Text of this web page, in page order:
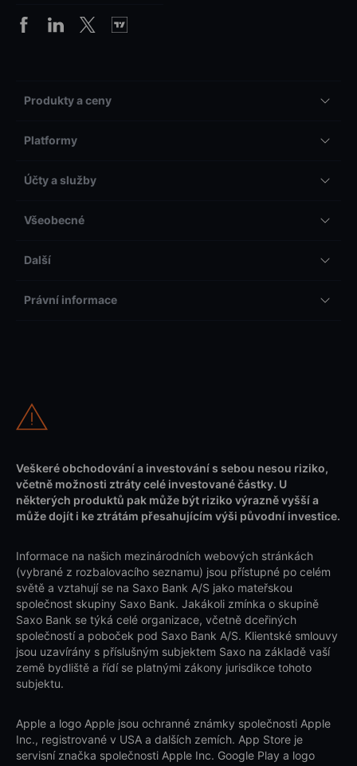
Produkty a ceny
Platformy
Účty a služby
Všeobecné
Další
Právní informace
Veškeré obchodování a investování s sebou nesou riziko,
včetně možnosti ztráty celé investované částky. U
některých produktů pak může být riziko výrazně vyšší a
může dojít i ke ztrátám přesahujícím výši původní investice.
Informace na našich mezinárodních webových stránkách
(vybrané z rozbalovacího seznamu) jsou přístupné po celém
světě a vztahují se na Saxo Bank A/S jako mateřskou
společnost skupiny Saxo Bank. Jakákoli zmínka o skupině
Saxo Bank se týká celé organizace, včetně dceřiných
společností a poboček pod Saxo Bank A/S. Klientské smlouvy
jsou uzavírány s příslušným subjektem Saxo na základě vaší
země bydliště a řídí se platnými zákony jurisdikce tohoto
subjektu.
Apple a logo Apple jsou ochranné známky společnosti Apple
Inc., registrované v USA a dalších zemích. App Store je
servisní značka společnosti Apple Inc. Google Play a logo